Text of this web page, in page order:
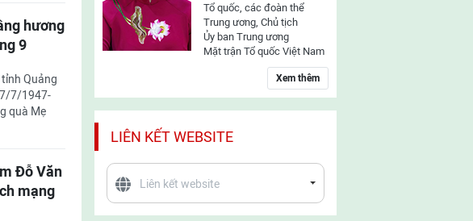
hương
9
Quảng
7/1947-
quà Mẹ
Đỗ Văn
mạng
Tổ quốc, các đoàn thể
Trung ương, Chủ tịch
Ủy ban Trung ương
Mặt trận Tổ quốc Việt Nam
Xem thêm
LIÊN KẾT WEBSITE